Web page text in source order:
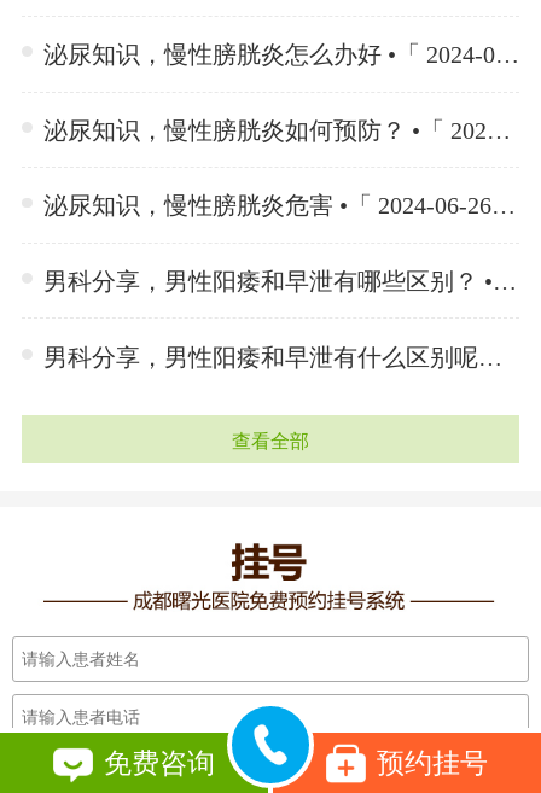
泌尿知识，慢性膀胱炎怎么办好 •「 2024-06-26 」
泌尿知识，慢性膀胱炎如何预防？ •「 2024-06-26 」
泌尿知识，慢性膀胱炎危害 •「 2024-06-26 」
男科分享，男性阳痿和早泄有哪些区别？ •「 2024-06-25 」
男科分享，男性阳痿和早泄有什么区别呢？ •「 2024-06-25 」
查看全部
免费咨询 预约挂号